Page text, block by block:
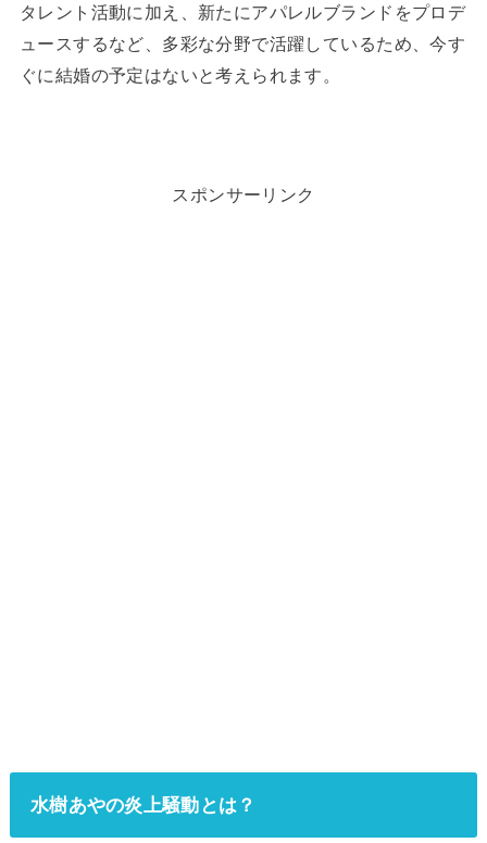
タレント活動に加え、新たにアパレルブランドをプロデ
ュースするなど、多彩な分野で活躍しているため、今す
ぐに結婚の予定はないと考えられます。
スポンサーリンク
水樹あやの炎上騒動とは？